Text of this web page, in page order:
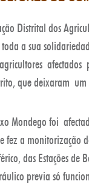
Distrital dos
a sua
afectados
que deixaram um
Mondego foi
fez a monitorização
das Estações de
previa só